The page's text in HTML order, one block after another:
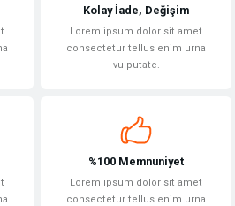
Kolay İade, Değişim
Lorem ipsum dolor sit amet
consectetur tellus enim urna
vulputate.
%100 Memnuniyet
Lorem ipsum dolor sit amet
consectetur tellus enim urna